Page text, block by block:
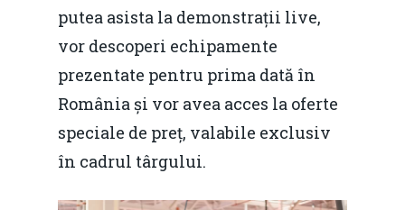
putea asista la demonstrații live,
vor descoperi echipamente
prezentate pentru prima dată în
România și vor avea acces la oferte
speciale de preț, valabile exclusiv
în cadrul târgului.